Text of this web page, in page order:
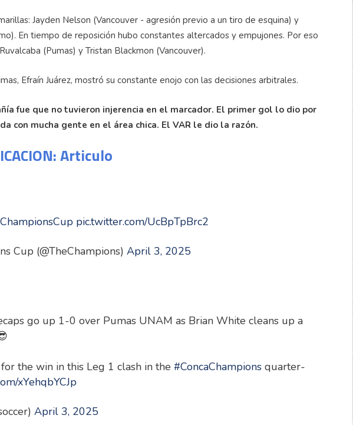
Jayden Nelson (Vancouver - agresión previo a un tiro de esquina) y
En tiempo de reposición hubo constantes altercados y empujones. Por eso
(Pumas) y Tristan Blackmon (Vancouver).
Efraín Juárez, mostró su constante enojo con las decisiones arbitrales.
fue que no tuvieron injerencia en el marcador. El primer gol lo dio por
con mucha gente en el área chica. El VAR le dio la razón.
Articulo
pic.twitter.com/UcBpTpBrc2
Cup (@TheChampions)April 3, 2025
go up 1-0 over Pumas UNAM as Brian White cleans up a
the win in this Leg 1 clash in the#ConcaChampions quarter-
xYehqbYCJp
April 3, 2025